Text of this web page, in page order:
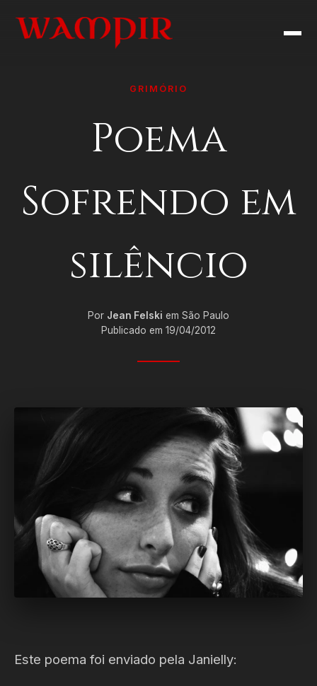
GRIMÓRIO
Poema
Sofrendo em
silêncio
Por Jean Felski em São Paulo
Publicado em 19/04/2012
Este poema foi enviado pela Janielly: